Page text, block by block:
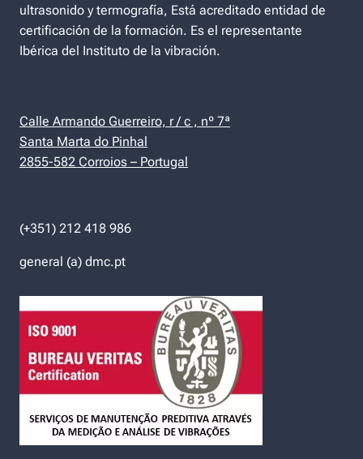
ultrasonido y termografía, Está acreditado entidad de
certificación de la formación. Es el representante
Ibérica del Instituto de la vibración.
Calle Armando Guerreiro, r / c , nº 7ª
Santa Marta do Pinhal
2855-582 Corroios – Portugal
(+351) 212 418 986
general (a) dmc.pt